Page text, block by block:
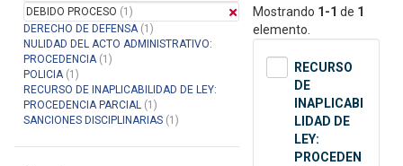
DEBIDO PROCESO (1)
DERECHO DE DEFENSA(1)
NULIDAD DEL ACTO ADMINISTRATIVO:
PROCEDENCIA(1)
POLICIA(1)
RECURSO DE INAPLICABILIDAD DE LEY:
PROCEDENCIA PARCIAL (1)
SANCIONES DISCIPLINARIAS (1)
Mostrando 1-1 de 1
elemento.
RECURSO
DE
INAPLICABI
LIDAD DE
LEY:
PROCEDEN